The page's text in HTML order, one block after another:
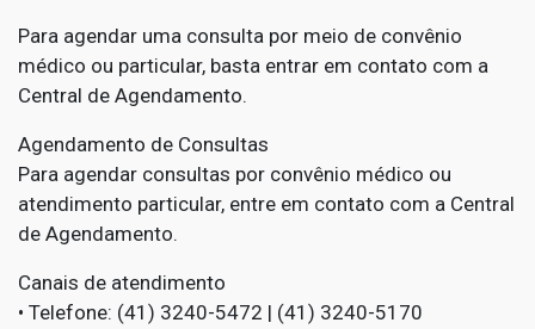
Para agendar uma consulta por meio de convênio
médico ou particular, basta entrar em contato com a
Central de Agendamento.
Agendamento de Consultas
Para agendar consultas por convênio médico ou
atendimento particular, entre em contato com a Central
de Agendamento.
Canais de atendimento
• Telefone: (41) 3240-5472 | (41) 3240-5170